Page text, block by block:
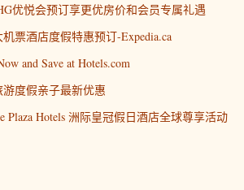
优悦会预订享更优房价和会员专属礼遇
票酒店度假特惠预订-Expedia.ca
and Save at Hotels.com
游度假亲子最新优惠
Plaza Hotels 洲际皇冠假日酒店全球尊享活动